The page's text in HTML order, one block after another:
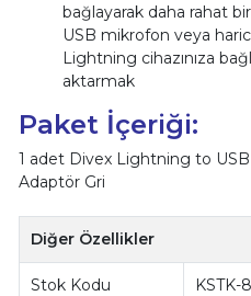
bağlayarak daha rahat
USB mikrofon veya
Lightning cihazınıza
aktarmak
Paket İçeriği:
1 adet Divex Lightning to
Adaptör Gri
Diğer Özellikler
Stok Kodu KSTK-